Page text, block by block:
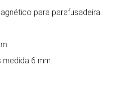
para parafusadeira.
6 mm.